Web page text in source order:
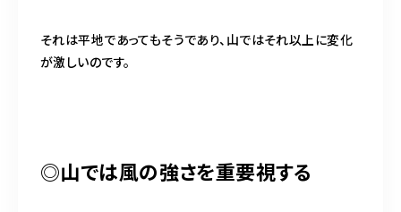
それは平地であってもそうであり、山ではそれ以上に変化
が激しいのです。
◎山では風の強さを重要視する